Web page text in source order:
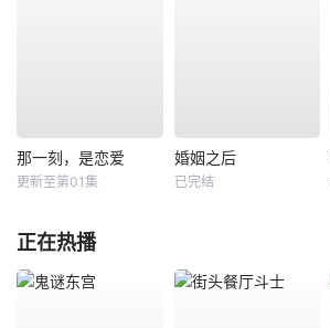
那一刻，是恋爱
更新至第01集
婚姻之后
已完结
正在热播